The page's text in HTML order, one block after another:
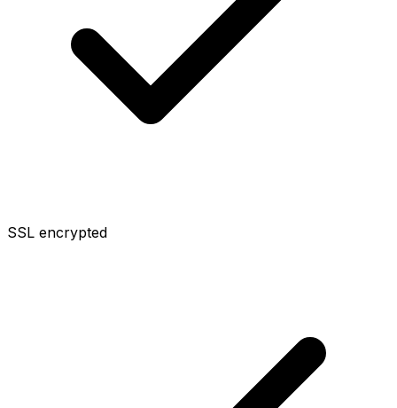
SSL encrypted